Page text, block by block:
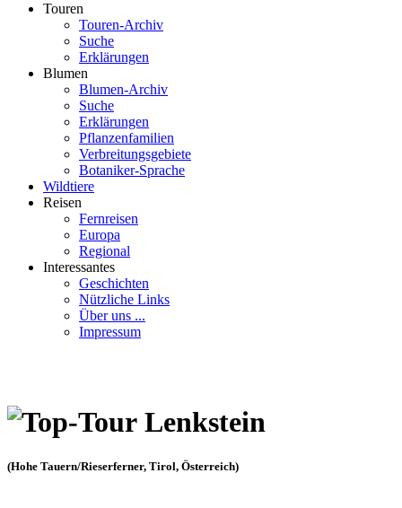
Touren
Touren-Archiv
Suche
Erklärungen
Blumen
Blumen-Archiv
Suche
Erklärungen
Pflanzenfamilien
Verbreitungsgebiete
Botaniker-Sprache
Wildtiere
Reisen
Fernreisen
Europa
Regional
Interessantes
Geschichten
Nützliche Links
Über uns ...
Impressum
Lenkstein
(Hohe Tauern/Rieserferner, Tirol, Österreich)